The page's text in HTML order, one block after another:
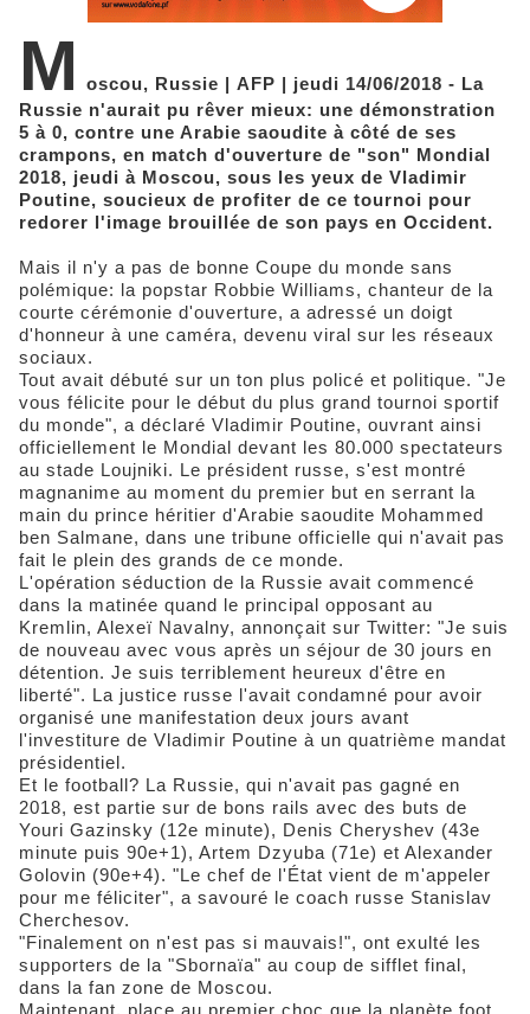
M
oscou, Russie | AFP | jeudi 14/06/2018 - La
Russie n'aurait pu rêver mieux: une démonstration
5 à 0, contre une Arabie saoudite à côté de ses
crampons, en match d'ouverture de "son" Mondial
2018, jeudi à Moscou, sous les yeux de Vladimir
Poutine, soucieux de profiter de ce tournoi pour
redorer l'image brouillée de son pays en Occident.
Mais il n'y a pas de bonne Coupe du monde sans
polémique: la popstar Robbie Williams, chanteur de la
courte cérémonie d'ouverture, a adressé un doigt
d'honneur à une caméra, devenu viral sur les réseaux
sociaux.
Tout avait débuté sur un ton plus policé et politique. "Je
vous félicite pour le début du plus grand tournoi sportif
du monde", a déclaré Vladimir Poutine, ouvrant ainsi
officiellement le Mondial devant les 80.000 spectateurs
au stade Loujniki. Le président russe, s'est montré
magnanime au moment du premier but en serrant la
main du prince héritier d'Arabie saoudite Mohammed
ben Salmane, dans une tribune officielle qui n'avait pas
fait le plein des grands de ce monde.
L'opération séduction de la Russie avait commencé
dans la matinée quand le principal opposant au
Kremlin, Alexeï Navalny, annonçait sur Twitter: "Je suis
de nouveau avec vous après un séjour de 30 jours en
détention. Je suis terriblement heureux d'être en
liberté". La justice russe l'avait condamné pour avoir
organisé une manifestation deux jours avant
l'investiture de Vladimir Poutine à un quatrième mandat
présidentiel.
Et le football? La Russie, qui n'avait pas gagné en
2018, est partie sur de bons rails avec des buts de
Youri Gazinsky (12e minute), Denis Cheryshev (43e
minute puis 90e+1), Artem Dzyuba (71e) et Alexander
Golovin (90e+4). "Le chef de l'État vient de m'appeler
pour me féliciter", a savouré le coach russe Stanislav
Cherchesov.
"Finalement on n'est pas si mauvais!", ont exulté les
supporters de la "Sbornaïa" au coup de sifflet final,
dans la fan zone de Moscou.
Maintenant, place au premier choc que la planète foot